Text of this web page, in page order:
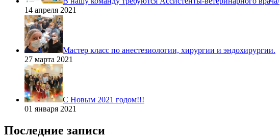
14 апреля 2021
Мастер класс по анестезиологии, хирургии и эндохирургии.
27 марта 2021
С Новым 2021 годом!!!
01 января 2021
Последние записи